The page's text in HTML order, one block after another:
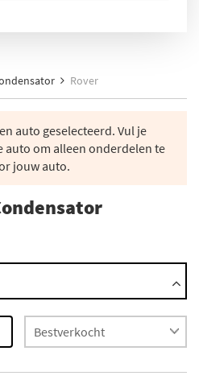
Rover
auto geselecteerd. Vul je
auto om alleen onderdelen te
jouw auto.